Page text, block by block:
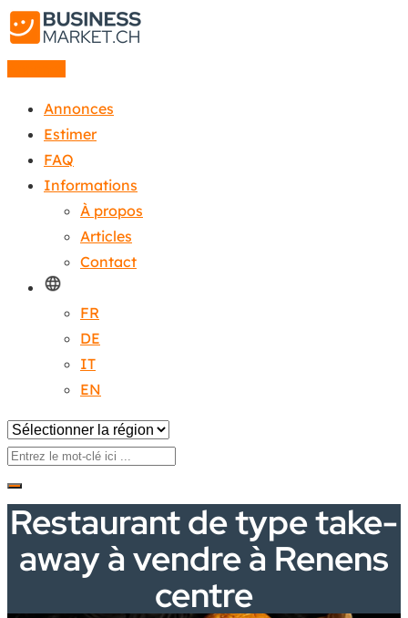
Annonces
Estimer
FAQ
Informations
À propos
Articles
Contact
FR
DE
IT
EN
Restaurant de type take-
away à vendre à Renens
centre